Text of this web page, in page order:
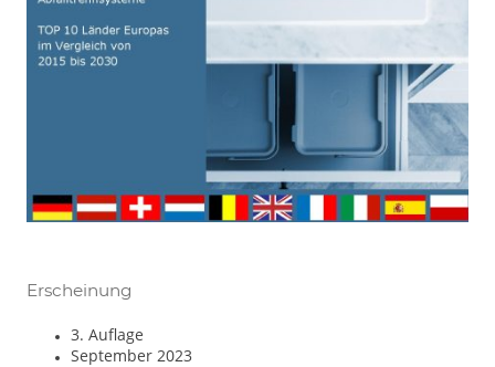
Erscheinung
3. Auflage
September 2023